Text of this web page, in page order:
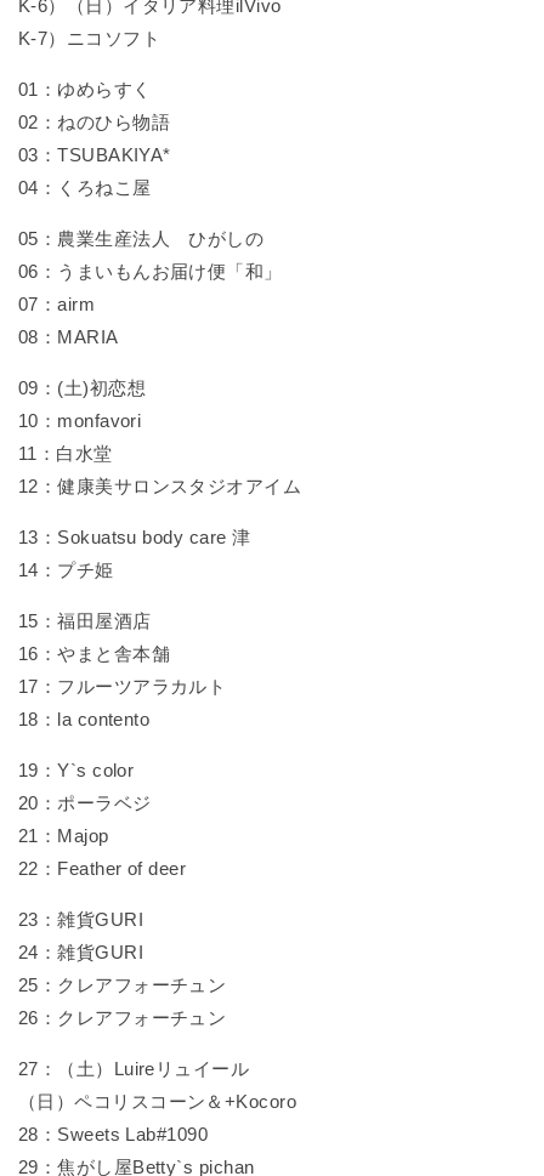
K-6）（日）イタリア料理ilVivo
K-7）ニコソフト
01：ゆめらすく
02：ねのひら物語
03：TSUBAKIYA*
04：くろねこ屋
05：農業生産法人 ひがしの
06：うまいもんお届け便「和」
07：airm
08：MARIA
09：(土)初恋想
10：monfavori
11：白水堂
12：健康美サロンスタジオアイム
13：Sokuatsu body care 津
14：プチ姫
15：福田屋酒店
16：やまと舎本舗
17：フルーツアラカルト
18：la contento
19：Y`s color
20：ポーラベジ
21：Majop
22：Feather of deer
23：雑貨GURI
24：雑貨GURI
25：クレアフォーチュン
26：クレアフォーチュン
27：（土）Luireリュイール
（日）ペコリスコーン＆+Kocoro
28：Sweets Lab#1090
29：焦がし屋Betty`s pichan